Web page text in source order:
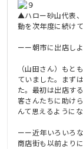
▲ハロー砂山代表
動を次年度に続け
ーー朝市に出店し
（山田さん）もと
ていました。まず
た。最初は出店す
客さんたちに助け
んて思えるようにな
ーー近年いろいろ
商店街も以前より